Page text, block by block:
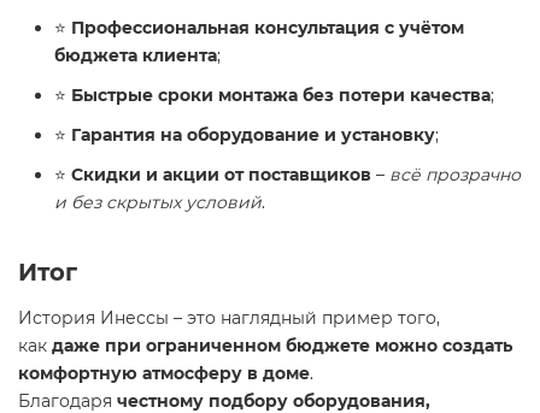
⭐ Профессиональная консультация с учётом
бюджета клиента;
⭐ Быстрые сроки монтажа без потери качества;
⭐ Гарантия на оборудование и установку;
⭐ Скидки и акции от поставщиков – всё прозрачно
и без скрытых условий.
Итог
История Инессы – это наглядный пример того,
как даже при ограниченном бюджете можно создать
комфортную атмосферу в доме.
Благодаря честному подбору оборудования,